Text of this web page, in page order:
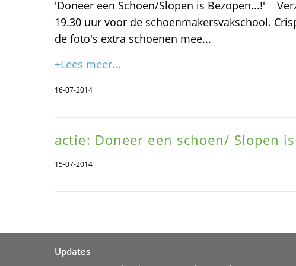
'Doneer een Schoen/Slopen is Bezopen...!'
19.30 uur voor de schoenmakersvakschool.
de foto's extra schoenen mee...
+Lees meer...
16-07-2014
actie: Doneer een schoen/ Slopen
15-07-2014
Updates